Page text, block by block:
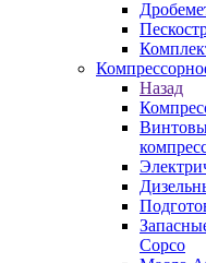
Назад
Copco